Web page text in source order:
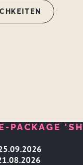
PACKAGE